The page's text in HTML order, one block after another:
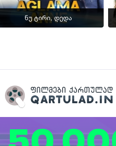
ნუ ტირი, დედა
Qartulad.in © 2026